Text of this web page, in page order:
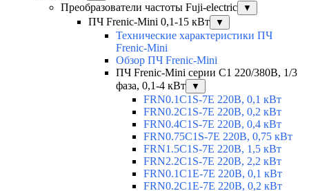
Преобразователи частоты Fuji-electric ▼
ПЧ Frenic-Mini 0,1-15 кВт ▼
Технические характеристики ПЧ
Frenic-Mini
Обзор ПЧ Frenic-Mini
ПЧ Frenic-Mini серии C1 220/380В, 1/3
фаза, 0,1-4 кВт
▼
FRN0.1C1S-7E 220В, 0,1 кВт
FRN0.2C1S-7E 220В, 0,2 кВт
FRN0.4C1S-7E 220В, 0,4 кВт
FRN0.75C1S-7E 220В, 0,75 кВт
FRN1.5C1S-7E 220В, 1,5 кВт
FRN2.2C1S-7E 220В, 2,2 кВт
FRN0.1C1E-7E 220В, 0,1 кВт
FRN0.2C1E-7E 220В, 0,2 кВт